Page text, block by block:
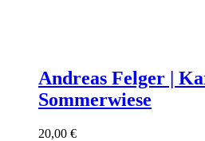
Andreas Felger |
Sommerwiese
20,00 €